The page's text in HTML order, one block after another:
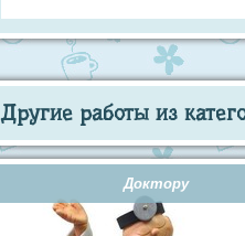
Другие работы из
Доктору